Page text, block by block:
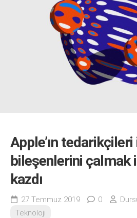
Apple’ın
bileşenlerini çalmak
kazdı
27 Temmuz 2019 0
Teknoloji